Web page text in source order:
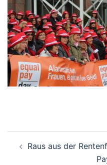
Navigation
Raus aus der